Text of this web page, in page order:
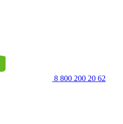
8 800 200 20 62